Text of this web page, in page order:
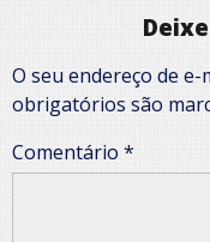
O seu endereço de
obrigatórios são
Comentário *